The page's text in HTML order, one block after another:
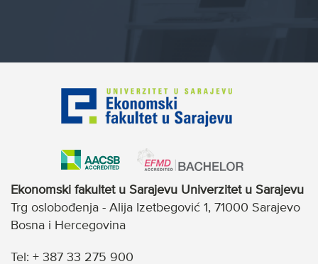
Ekonomski fakultet u Sarajevu Univerzitet u Sarajevu
Trg oslobođenja - Alija Izetbegović 1, 71000 Sarajevo
Bosna i Hercegovina
Tel: + 387 33 275 900